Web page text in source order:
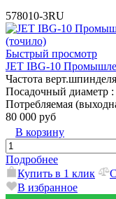
578010-3RU
Быстрый просмотр
JET IBG-10
Частота
Посадочный диаметр
Потребляемая
80 000 руб
В корзину
Подробнее
Купить в 1 клик
В избранное